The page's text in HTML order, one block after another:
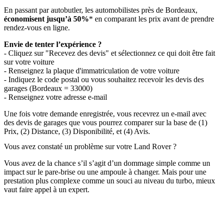
En passant par autobutler, les automobilistes près de Bordeaux,
économisent jusqu’à 50%* en comparant les prix avant de prendre
rendez-vous en ligne.
Envie de tenter l’expérience ?
- Cliquez sur "Recevez des devis" et sélectionnez ce qui doit être fait
sur votre voiture
- Renseignez la plaque d'immatriculation de votre voiture
- Indiquez le code postal ou vous souhaitez recevoir les devis des
garages (Bordeaux = 33000)
- Renseignez votre adresse e-mail
Une fois votre demande enregistrée, vous recevrez un e-mail avec
des devis de garages que vous pourrez comparer sur la base de (1)
Prix, (2) Distance, (3) Disponibilité, et (4) Avis.
Vous avez constaté un problème sur votre Land Rover ?
Vous avez de la chance s’il s’agit d’un dommage simple comme un
impact sur le pare-brise ou une ampoule à changer. Mais pour une
prestation plus complexe comme un souci au niveau du turbo, mieux
vaut faire appel à un expert.